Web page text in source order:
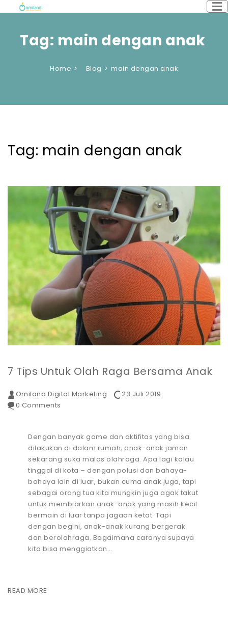
Tag: main dengan anak
Home Blog main dengan anak
Tag: main dengan anak
7 Tips Untuk Olah Raga Bersama Anak
Omiland Digital Marketing
23 Juli 2019
0 Comments
Dengan banyak game dan aktifitas yang bisa
dilakukan di dalam rumah, anak-anak jaman
sekarang suka malas olahraga. Apa lagi kalau
tinggal di kota – dengan polusi dan bahaya-
bahaya lain di luar, bukan cuma anak juga, tapi
sebagai orang tua kita mungkin juga agak takut
untuk membiarkan anak-anak yang masih kecil
bermain di luar tanpa jagaan ketat. Tapi
dengan begini, anak-anak kurang bergerak
dan berolahraga. Bagaimana caranya supaya
kita bisa menggiatkan…
READ MORE